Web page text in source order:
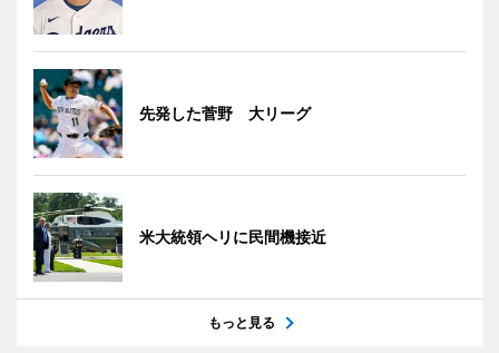
先発した菅野 大リーグ
米大統領ヘリに民間機接近
もっと見る